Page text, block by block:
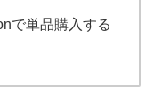
で単品購入する